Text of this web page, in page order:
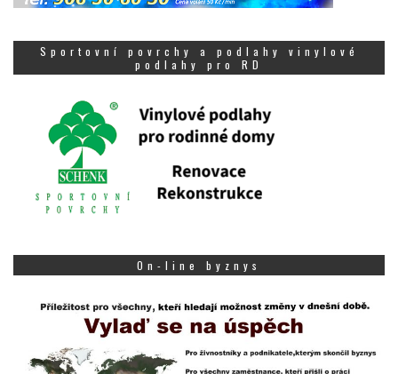
Sportovní povrchy a podlahy vinylové
podlahy pro RD
On-line byznys